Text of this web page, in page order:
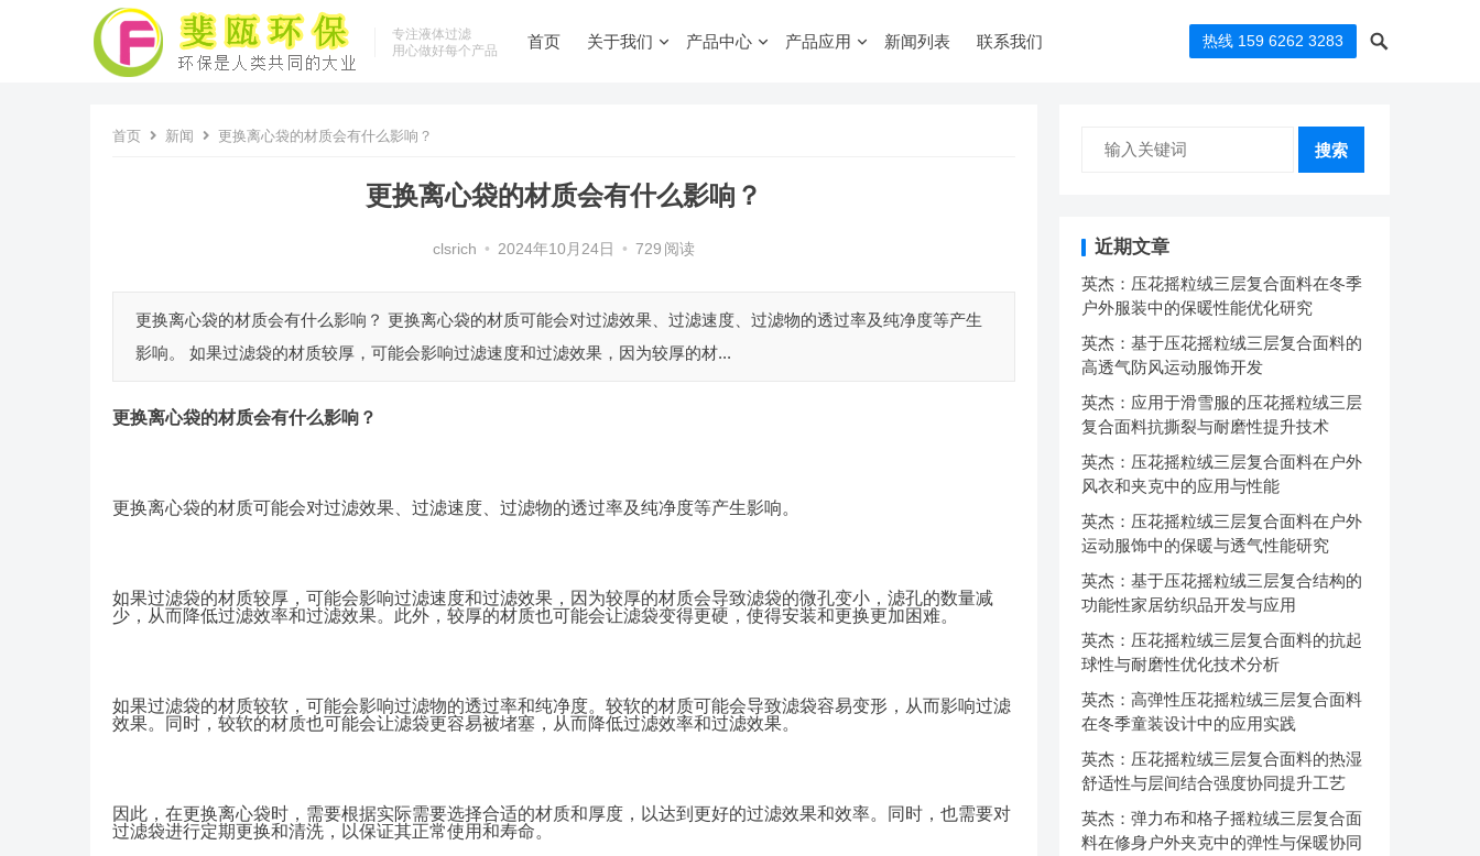
专注液体过滤
用心做好每个产品
首页 关于我们 产品中心 产品应用 新闻列表 联系我们 热线 159 6262 3283
首页 新闻 更换离心袋的材质会有什么影响？
更换离心袋的材质会有什么影响？
clsrich • 2024年10月24日 • 729 阅读
更换离心袋的材质会有什么影响？ 更换离心袋的材质可能会对过滤效果、过滤速度、过滤物的透过率及纯净度等产生
影响。 如果过滤袋的材质较厚，可能会影响过滤速度和过滤效果，因为较厚的材...
更换离心袋的材质会有什么影响？
更换离心袋的材质可能会对过滤效果、过滤速度、过滤物的透过率及纯净度等产生影响。
如果过滤袋的材质较厚，可能会影响过滤速度和过滤效果，因为较厚的材质会导致滤袋的微孔变小，滤孔的数量减
少，从而降低过滤效率和过滤效果。此外，较厚的材质也可能会让滤袋变得更硬，使得安装和更换更加困难。
如果过滤袋的材质较软，可能会影响过滤物的透过率和纯净度。较软的材质可能会导致滤袋容易变形，从而影响过滤
效果。同时，较软的材质也可能会让滤袋更容易被堵塞，从而降低过滤效率和过滤效果。
因此，在更换离心袋时，需要根据实际需要选择合适的材质和厚度，以达到更好的过滤效果和效率。同时，也需要对
过滤袋进行定期更换和清洗，以保证其正常使用和寿命。
搜索
近期文章
英杰：压花摇粒绒三层复合面料在冬季
户外服装中的保暖性能优化研究
英杰：基于压花摇粒绒三层复合面料的
高透气防风运动服饰开发
英杰：应用于滑雪服的压花摇粒绒三层
复合面料抗撕裂与耐磨性提升技术
英杰：压花摇粒绒三层复合面料在户外
风衣和夹克中的应用与性能
英杰：压花摇粒绒三层复合面料在户外
运动服饰中的保暖与透气性能研究
英杰：基于压花摇粒绒三层复合结构的
功能性家居纺织品开发与应用
英杰：压花摇粒绒三层复合面料的抗起
球性与耐磨性优化技术分析
英杰：高弹性压花摇粒绒三层复合面料
在冬季童装设计中的应用实践
英杰：压花摇粒绒三层复合面料的热湿
舒适性与层间结合强度协同提升工艺
英杰：弹力布和格子摇粒绒三层复合面
料在修身户外夹克中的弹性与保暖协同